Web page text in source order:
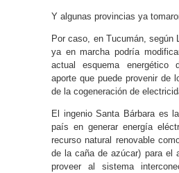
Y algunas provincias ya
Por caso, en Tucumán, según
ya en marcha podría
actual esquema energético
aporte que puede provenir de
de la cogeneración de
El ingenio Santa Bárbara es
país en generar energía
recurso natural renovable
de la caña de azúcar) para el
proveer al sistema